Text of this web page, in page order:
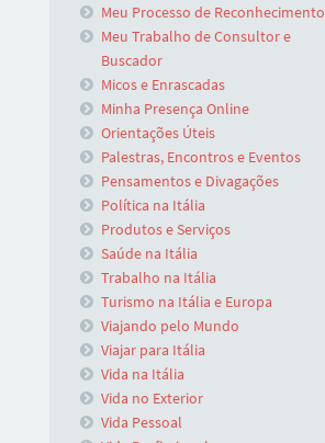
Meu Processo de Reconhecimento
Meu Trabalho de Consultor e
Buscador
Micos e Enrascadas
Minha Presença Online
Orientações Úteis
Palestras, Encontros e Eventos
Pensamentos e Divagações
Política na Itália
Produtos e Serviços
Saúde na Itália
Trabalho na Itália
Turismo na Itália e Europa
Viajando pelo Mundo
Viajar para Itália
Vida na Itália
Vida no Exterior
Vida Pessoal